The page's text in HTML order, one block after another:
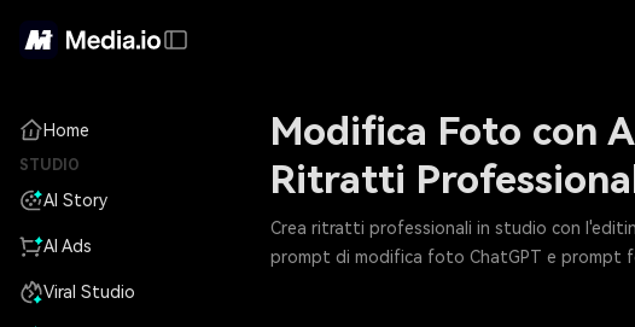
Home
STUDIO
AI Story
AI Ads
Viral Studio
Modifica Foto con
Ritratti
Crea ritratti professionali in studio con
prompt di modifica foto ChatGPT e prompt